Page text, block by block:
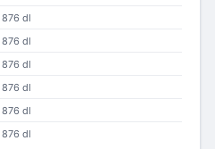
876 dl
876 dl
876 dl
876 dl
876 dl
876 dl